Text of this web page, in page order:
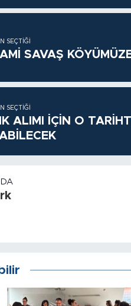
SEÇTIĞI
SAVAŞ
SEÇTIĞI
ALIMI İÇİN O